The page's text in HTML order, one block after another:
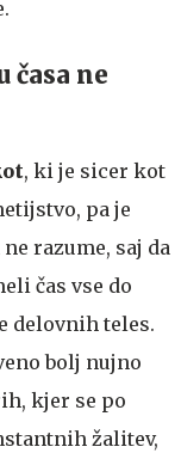
časa ne
, ki je sicer kot
pa je
razume, saj da
čas vse do
delovnih teles.
bolj nujno
kjer se po
žalitev,